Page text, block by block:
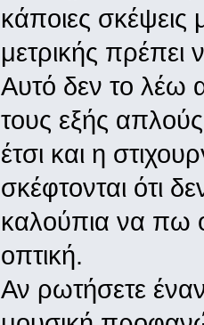
κάποιες σκέψεις
μετρικής πρέπει
Αυτό δεν το λέω
τους εξής
έτσι και η
σκέφτονται ότι
καλούπια να πω
οπτική.
Αν ρωτήσετε